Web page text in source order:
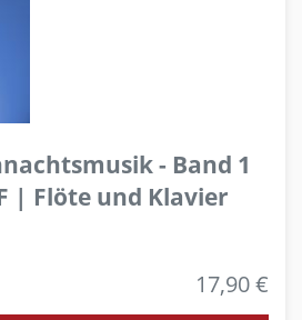
- Band 1
| Flöte und Klavier
17,90 €